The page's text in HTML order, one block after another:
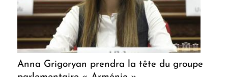
Anna Grigoryan prendra la tête du groupe